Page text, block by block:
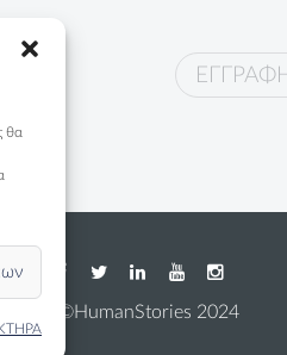
θα
©HumanStories 2024